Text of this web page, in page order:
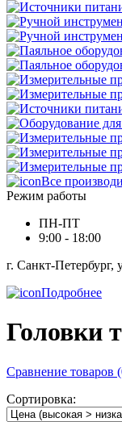
Все
Режим работы
ПН-ПТ
9:00 - 18:00
г. Санкт-
Подробнее
Головки
Сравнение товаров
Сортировка: